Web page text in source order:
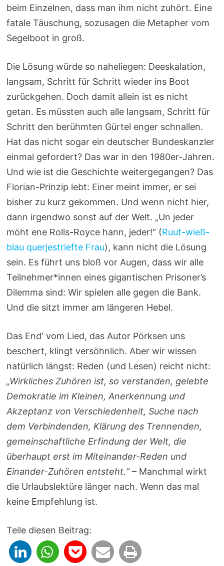
beim Einzelnen, dass man ihm nicht zuhört. Eine
fatale Täuschung, sozusagen die Metapher vom
Segelboot in groß.
Die Lösung würde so naheliegen: Deeskalation,
langsam, Schritt für Schritt wieder ins Boot
zurückgehen. Doch damit allein ist es nicht
getan. Es müssten auch alle langsam, Schritt für
Schritt den berühmten Gürtel enger schnallen.
Hat das nicht sogar ein deutscher Bundeskanzler
einmal gefordert? Das war in den 1980er-Jahren.
Und wie ist die Geschichte weitergegangen? Das
Florian-Prinzip lebt: Einer meint immer, er sei
bisher zu kurz gekommen. Und wenn nicht hier,
dann irgendwo sonst auf der Welt. „Un jeder
möht ene Rolls-Royce hann, jeder!“ (Ruut-wieß-
blau querjestriefte Frau), kann nicht die Lösung
sein. Es führt uns bloß vor Augen, dass wir alle
Teilnehmer*innen eines gigantischen Prisoner’s
Dilemma sind: Wir spielen alle gegen die Bank.
Und die sitzt immer am längeren Hebel.
Das End‘ vom Lied, das Autor Pörksen uns
beschert, klingt versöhnlich. Aber wir wissen
natürlich längst: Reden (und Lesen) reicht nicht:
„Wirkliches Zuhören ist, so verstanden, gelebte
Demokratie im Kleinen, Anerkennung und
Akzeptanz von Verschiedenheit, Suche nach
dem Verbindenden, Klärung des Trennenden,
gemeinschaftliche Erfindung der Welt, die
überhaupt erst im Miteinander-Reden und
Einander-Zuhören entsteht.“– Manchmal wirkt
die Urlaubslektüre länger nach. Wenn das mal
keine Empfehlung ist.
Teile diesen Beitrag: